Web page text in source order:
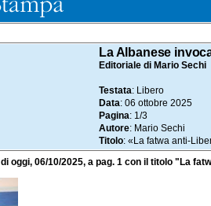
La Albanese
Editoriale di Mario Sechi
Testata: Libero
Data: 06 ottobre 2025
Pagina: 1/3
Autore: Mario Sechi
Titolo: «La fatwa anti-
di oggi, 06/10/2025, a pag. 1 con il titolo "La